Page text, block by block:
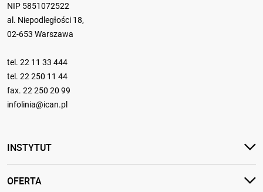
NIP 5851072522
al. Niepodległości 18,
02-653 Warszawa
tel. 22 11 33 444
tel. 22 250 11 44
fax. 22 250 20 99
infolinia@ican.pl
INSTYTUT
OFERTA